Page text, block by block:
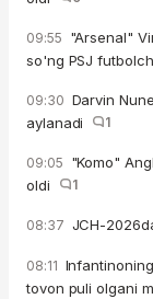
09:55 "Arsenal"
so'ng PSJ
09:30 Darvin
aylanadi
1
09:05 "Komo"
oldi
1
08:37 JCH-
08:11
tovon puli olgani